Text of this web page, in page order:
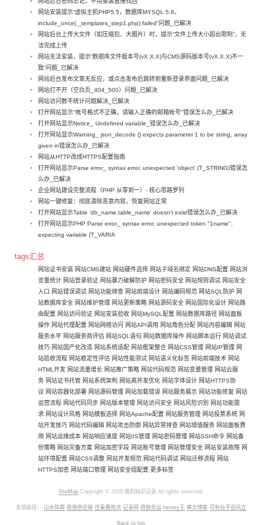
网站安装提示“虚拟主机PHP5.5，数据库MYSQL 5.6，
include_once(._templates_step1.php) failed”问题_已解决
网站后台上传大文件（如压缩包、大图片）时，提示“文件上传大小超出限制”，无
法完成上传
网站无法安装，提示“数据库文件版本号(vX.X.X)与CMS源码版本号(vX.X.X)不一
致”问题_已解决
网站后台发布文章无反应，或点击发布后跳转到重新登录界面问题_已解决
网站打不开（空白页_404_500）问题_已解决
网站访问数不统计问题解决_已解决
打开网站显示"帐号格式不正确，请输入正确的邮箱帐号"错误怎么办_已解决
打开网站显示Notice_ Undefined variable_错误怎么办_已解决
打开网站显示Warning_ json_decode () expects parameter 1 to be string, array
given in错误怎么办_已解决
网站从HTTP改成HTTPS配置指南
打开网站显示Parse error_ syntax error, unexpected 'object' (T_STRING)错误怎
么办_已解决
企业网站建设完整流程（PHP 从零到一）- 核心思路罗列
网站一键修复：彻底清除恶意内容，恢复网站正常
打开网站显示Table 'db_name.table_name' doesn't exist错误怎么办_已解决
打开网站显示PHP Parse error_ syntax error, unexpected token "1name",
expecting variable (T_VARIA
tags汇总
网站证书安装 网站CMS建站 网站硬件选择 网站子域名绑定 网站DNS配置 网站浏
览量统计 网站登录验证 网站暴力破解防护 网站密码安全 网站规则调试 网站安全
入口 网站错误调试 网站功能排查 网站前端设计 网站编码规范 网站SQL防护 网
站数据库安全 网站维护管理 网站更新策略 网站源码安全 网站国际化设计 网站路
由配置 网站访问验证 网站安装验收 网站MySQL配置 网站数据库路径 网站面板
操作 网站代理配置 网站网络访问 网站API调用 网站角色分配 网站内容编辑 网站
服务水平 网站服务商评估 网站SQL语句 网站数据库操作 网站脚本运行 网站调试
技巧 网站国产化改造 网站系统适配 网站框架整合 网站CSS管理 网站IP管理 网
站验收流程 网站稳定性评估 网站性能测试 网站语义化标签 网站前端技术 网站
HTML开发 网站流量增长 网站推广策略 网站代码规范 网站变量管理 网站云服
务 网站证书托管 网站系统架构 网站高并发优化 网站字体设计 网站HTTPS协
议 网站容器化部署 网站源码管理 网站加载错误 网站服务展示 网站功能修复 网站
运营流程 网站代码同步 网站版本管理 网站访问安全 网站风险识别
网站功能需
求 网站设计风格 网站模板选择 网站Apache配置 网站服务管理 网站投票系统 网
站开发技巧 网站代码编辑 网站攻击防御 网站异常排查 网站增值服务 网站面板费
用
网站运维成本 网站响应速度 网站IIS管理 网站密码管理 网站SSH命令 网站备
份策略 网站灾备方案 网站加密字段 网站账号管理 网站管理安全 网站安装故障 网
站环境配置 网站CSS调整 网站开发规范 网站代码调试 网站迁移流程 网站
HTTPS加密 网站端口管理 网站安全组配置-更多标签
SiteMap .Copyright © 2025.我的知识记录 All rights reserved.
友情链接： 山水殡葬 稳驰供应链 佳豪鑫物流 记录网 稳驰货运 henery王 黄文博客 可有仙子迎风立
Back to top